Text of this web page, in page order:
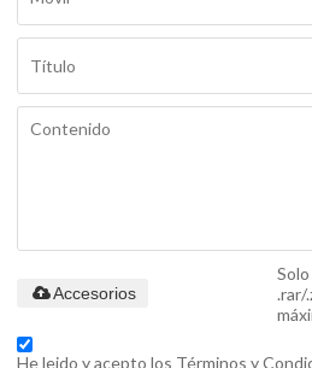
.rar/
Accesorios
He leido y acepto los Términos y